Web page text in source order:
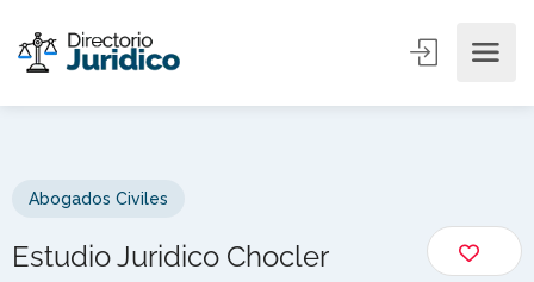
Abogados Civiles
Estudio Juridico Chocler